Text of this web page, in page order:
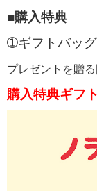
■購入特典
➀ギフトバッ
プレゼントを贈
購入特典ギフ